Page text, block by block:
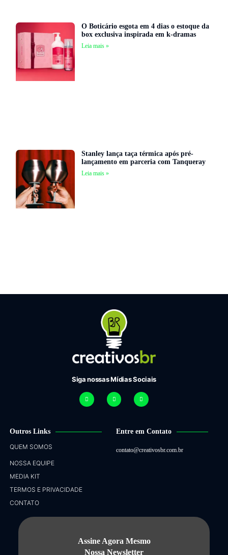
O Boticário esgota em 4 dias o estoque da
box exclusiva inspirada em k-dramas
Leia mais »
Stanley lança taça térmica após pré-
lançamento em parceria com Tanqueray
Leia mais »
Siga nossas Mídias Sociais
Outros Links
QUEM SOMOS
NOSSA EQUIPE
MEDIA KIT
TERMOS E PRIVACIDADE
CONTATO
Entre em Contato
contato@creativosbr.com.br
Assine Agora Mesmo
Nossa Newsletter